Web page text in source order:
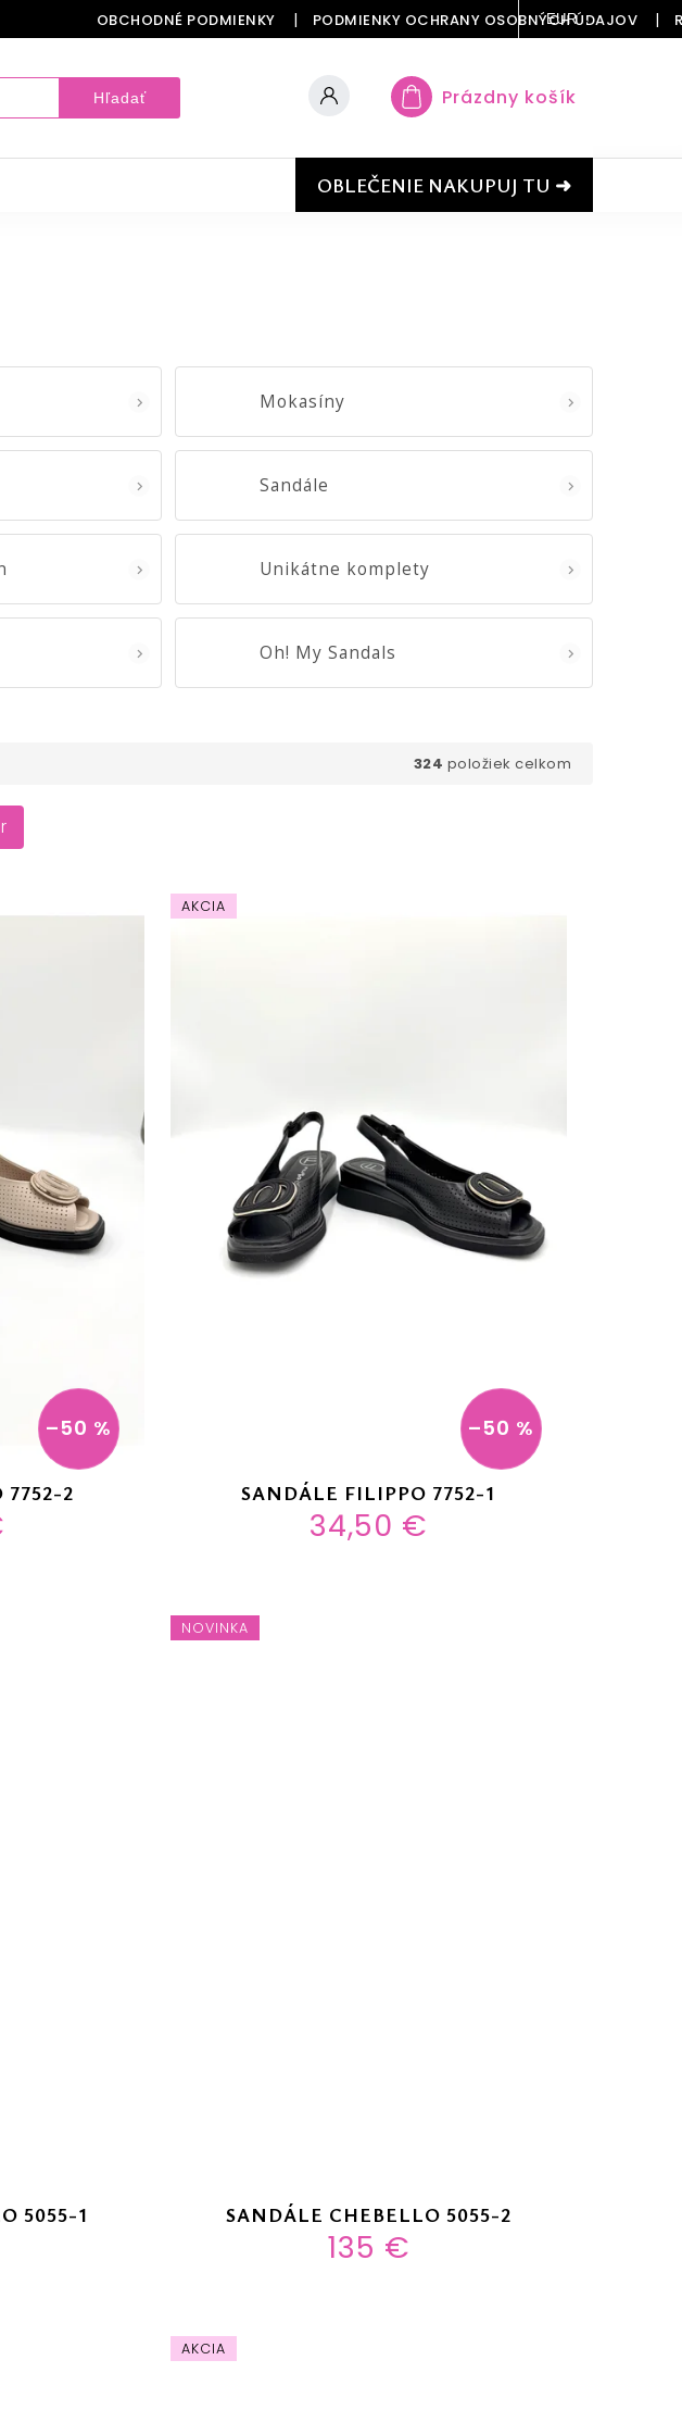
OBCHODNÉ PODMIENKY PODMIENKY OCHRANY OSOBNÝCH ÚDAJOV
EUR
Hľadať Prázdny košík
OBLEČENIE NAKUPUJ TU ➜
Mokasíny
Sandále
Unikátne komplety
Oh! My Sandals
324 položiek celkom
–50 %
7752-2
AKCIA
–50 %
SANDÁLE FILIPPO 7752-1
34,50 €
5055-1
NOVINKA
SANDÁLE CHEBELLO 5055-2
135 €
AKCIA